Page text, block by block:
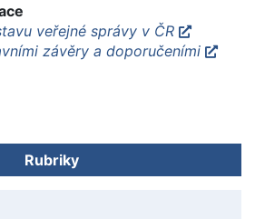
veřejné správy v ČR
závěry a doporučeními
Rubriky